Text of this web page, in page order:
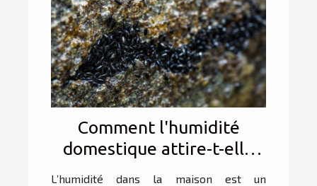
Comment l'humidité
domestique attire-t-elle
les insectes noirs ?
L’humidité dans la maison est un